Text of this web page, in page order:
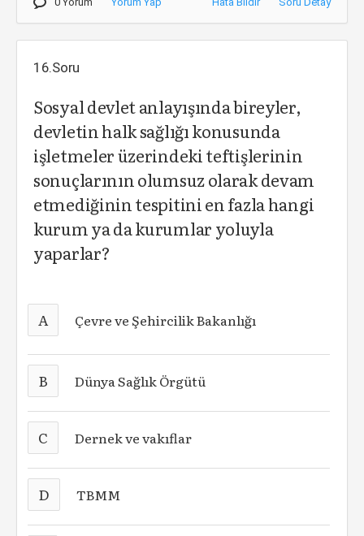
16.Soru
Sosyal devlet anlayışında bireyler,
devletin halk sağlığı konusunda
işletmeler üzerindeki teftişlerinin
sonuçlarının olumsuz olarak devam
etmediğinin tespitini en fazla hangi
kurum ya da kurumlar yoluyla
yaparlar?
A Çevre ve Şehircilik Bakanlığı
B Dünya Sağlık Örgütü
C Dernek ve vakıflar
D TBMM